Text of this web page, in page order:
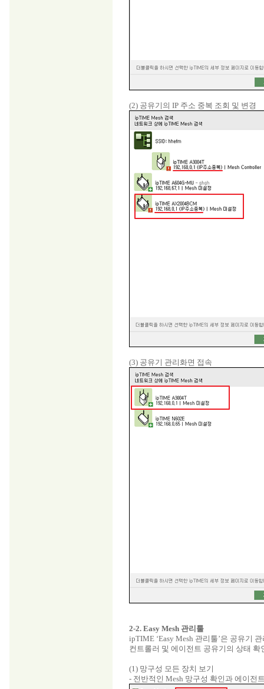
(2) 공유기의 IP 주소 중복 조회 및 변경
(3) 공유기 관리화면 접속
2-2. Easy Mesh 관리툴
ipTIME ‘Easy Mesh 관리툴’은 공유기
컨트롤러 및 에이전트 공유기의 상태
(1) 망구성 모든 장치 보기
- 전반적인 Mesh 망구성 확인과 에이전